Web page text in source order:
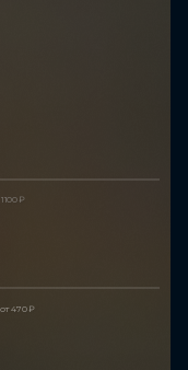
1 100 ₽
от 470 ₽